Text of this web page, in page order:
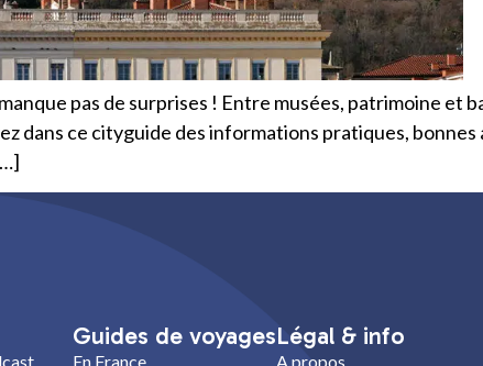
pas de surprises ! Entre musées, patrimoine et
dans ce cityguide des informations pratiques, bonnes
Guides de voyages
En France
Légal & info
A propos